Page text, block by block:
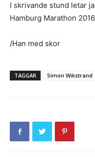
I skrivande stund letar
Hamburg Marathon
/Han med skor
TAGGAR Simon Wikstrand